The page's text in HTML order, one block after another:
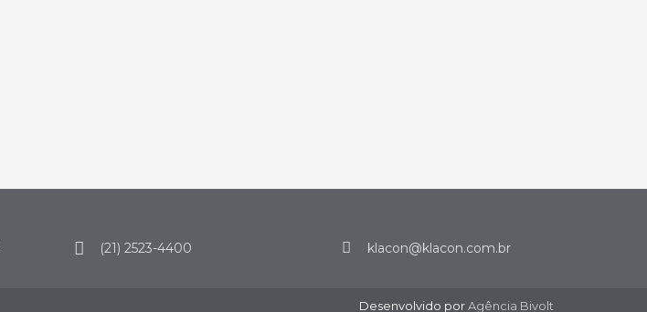
(21) 2523-4400 klacon@klacon.com.br
Desenvolvido porAgência Bivolt